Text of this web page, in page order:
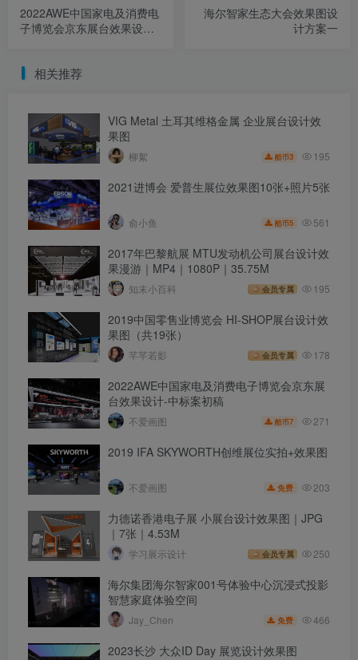
2022AWE中国家电及消费电
子博览会京东展台效果设计-
海尔智家生态大会效果图设
计方案一
相关推荐
VIG Metal 土耳其维格金属 企业展台设计效
果图
柳絮 酷币3 195
2021进博会 爱普生展位效果图10张+照片5张
俞小鱼 酷币5 561
2017年巴黎航展 MTU发动机公司展台设计效
果漫游｜MP4｜1080P｜35.75M
知末小百科 会员专属 195
2019中国零售业博览会 HI-SHOP展台设计效
果图（共19张）
芊芊若影 会员专属 178
2022AWE中国家电及消费电子博览会京东展
台效果设计-中标案初稿
不爱画图 酷币7 271
2019 IFA SKYWORTH创维展位实拍+效果图
不爱画图 免费 203
力德诺香港电子展 小展台设计效果图｜JPG
｜7张｜4.53M
学习展示设计 会员专属 250
海尔集团海尔智家001号体验中心沉浸式投影
智慧家庭体验空间
Jay_Chen 免费 466
2023长沙 大众ID Day 展览设计效果图